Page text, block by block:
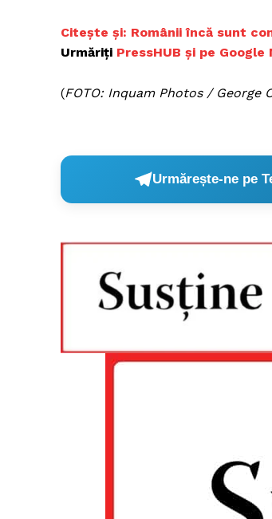
Citește și: Românii încă sunt
Urmăriți PressHUB și pe Google
(FOTO: Inquam Photos / George
Urmărește-ne pe